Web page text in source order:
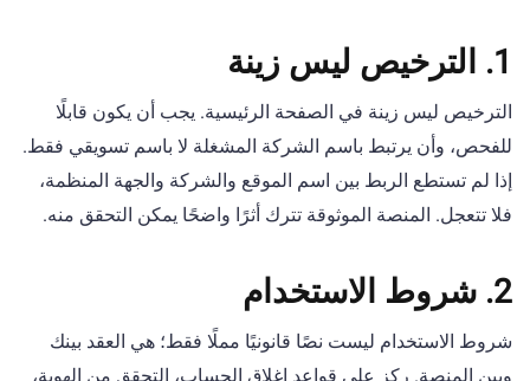
1. الترخيص ليس زينة
الترخيص ليس زينة في الصفحة الرئيسية. يجب أن يكون قابلًا
للفحص، وأن يرتبط باسم الشركة المشغلة لا باسم تسويقي فقط.
إذا لم تستطع الربط بين اسم الموقع والشركة والجهة المنظمة،
فلا تتعجل. المنصة الموثوقة تترك أثرًا واضحًا يمكن التحقق منه.
2. شروط الاستخدام
شروط الاستخدام ليست نصًا قانونيًا مملًا فقط؛ هي العقد بينك
وبين المنصة. ركز على قواعد إغلاق الحساب، التحقق من الهوية،